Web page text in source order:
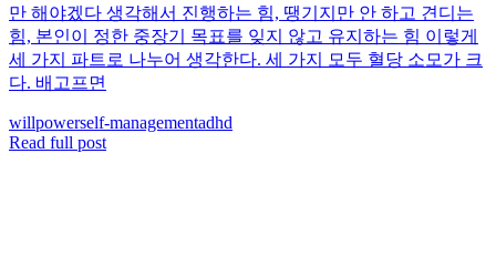
만 해야겠다 생각해서 진행하는 힘, 땡기지만 안 하고 견디는
힘, 본인이 정한 중장기 목표를 잊지 않고 유지하는 힘 이렇게
세 가지 파트로 나누어 생각한다. 세 가지 모두 혈당 소모가 크
다. 배고프면
willpowerself-managementadhd
Read full post